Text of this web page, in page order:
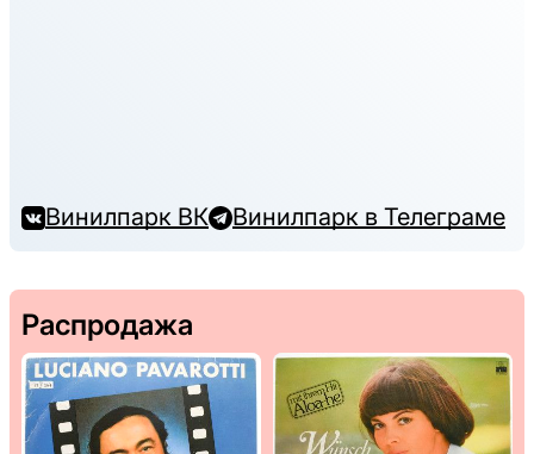
Винилпарк ВК Винилпарк в Телеграме
Распродажа